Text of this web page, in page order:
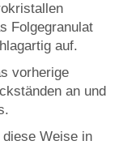
Folgegranulat
auf.
vorherige
an und
Weise in